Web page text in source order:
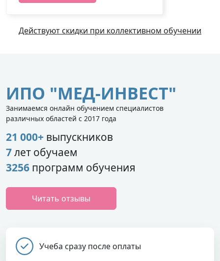
Действуют скидки при коллективном обучении
ИПО "МЕД-ИНВЕСТ"
Занимаемся онлайн обучением специалистов
различных областей с 2017 года
21 000+ выпускников
7лет обучаем
3256 программ обучения
Читать отзывы
Учеба сразу после оплаты